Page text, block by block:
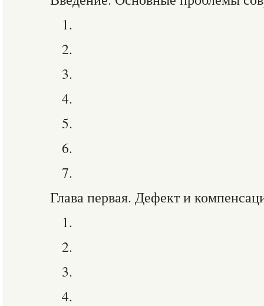
1.
2.
3.
4.
5.
6.
7.
Глава первая. Дефект и
1.
2.
3.
4.